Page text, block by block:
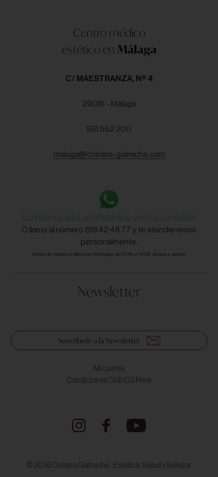
Centro médico
estético en Málaga
C/ MAESTRANZA, Nº 4
29016 - Málaga
951 552 200
malaga@cristina-galmiche.com
Escríbenos aquí un WhatsApp con tus consultas
O llama al número 618 42 48 77 y te atenderemos
personalmente.
(horario de atención al cliente por WhatsApp: de 10:00h. a 14:00h. de lunes a viernes).
Newsletter
Suscríbete a la Newsletter
Mi cuenta
Condiciones Club CG Privé
© 2026 Cristina Galmiche - Estética, Salud y Belleza.